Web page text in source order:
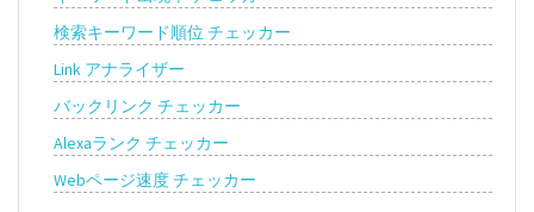
検索キーワード順位 チェッカー
Link アナライザー
バックリンク チェッカー
Alexaランク チェッカー
Webページ速度 チェッカー